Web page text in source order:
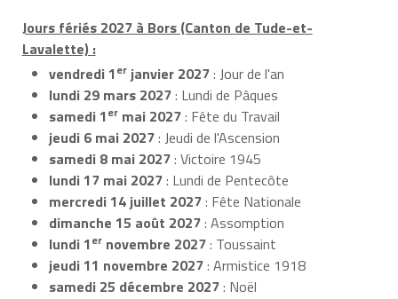
Jours fériés 2027 à Bors (Canton de Tude-et-
Lavalette) :
vendredi 1er janvier 2027: Jour de l'an
lundi 29 mars 2027: Lundi de Pâques
samedi 1er mai 2027: Fête du Travail
jeudi 6 mai 2027: Jeudi de l'Ascension
samedi 8 mai 2027: Victoire 1945
lundi 17 mai 2027: Lundi de Pentecôte
mercredi 14 juillet 2027: Fête Nationale
dimanche 15 août 2027: Assomption
lundi 1er novembre 2027: Toussaint
jeudi 11 novembre 2027: Armistice 1918
samedi 25 décembre 2027: Noël